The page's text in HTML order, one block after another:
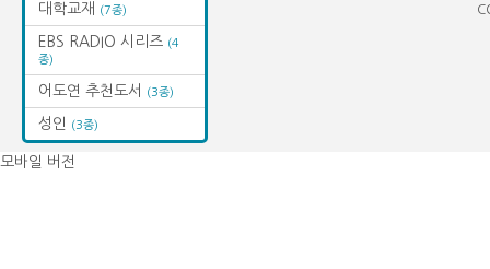
대학교재 (7종)
EBS RADIO 시리즈 (4
종)
어도연 추천도서 (3종)
성인 (3종)
모바일 버전